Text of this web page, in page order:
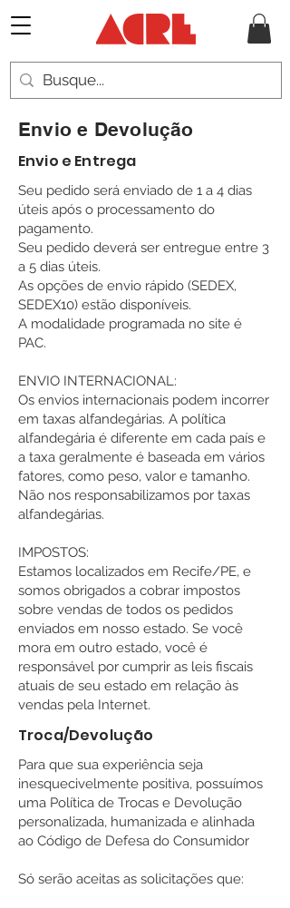
Envio e Devolução
Envio e Entrega
Seu pedido será enviado de 1 a 4 dias
úteis após o processamento do
pagamento.
Seu pedido deverá ser entregue entre 3
a 5 dias úteis.
As opções de envio rápido (SEDEX,
SEDEX10) estão disponíveis.
A modalidade programada no site é
PAC.
ENVIO INTERNACIONAL:
Os envios internacionais podem incorrer
em taxas alfandegárias. A política
alfandegária é diferente em cada país e
a taxa geralmente é baseada em vários
fatores, como peso, valor e tamanho.
Não nos responsabilizamos por taxas
alfandegárias.
IMPOSTOS:
Estamos localizados em Recife/PE, e
somos obrigados a cobrar impostos
sobre vendas de todos os pedidos
enviados em nosso estado. Se você
mora em outro estado, você é
responsável por cumprir as leis fiscais
atuais de seu estado em relação às
vendas pela Internet.
Troca/Devolução
Para que sua experiência seja
inesquecivelmente positiva, possuímos
uma Política de Trocas e Devolução
personalizada, humanizada e alinhada
ao Código de Defesa do Consumidor
Só serão aceitas as solicitações que: